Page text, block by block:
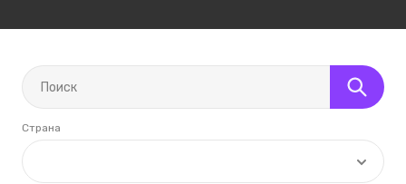
Страна